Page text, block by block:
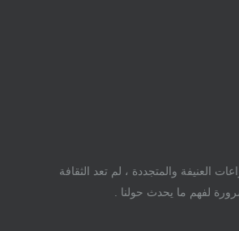
العنيفة والمتجددة ، لم تعد الثقافة
لفهم ما يحدث حولنا .